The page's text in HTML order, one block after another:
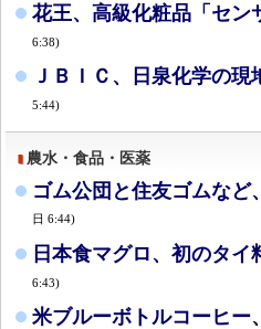
花王、高級化粧品「セン
6:38)
ＪＢＩＣ、日泉化学の
5:44)
農水・食品・医薬
ゴム公団と住友ゴムなど
日 6:44)
日本食マグロ、初のタイ
6:43)
米ブルーボトルコーヒー